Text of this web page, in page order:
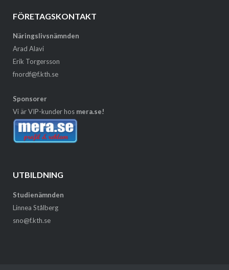
FÖRETAGSKONTAKT
Näringslivsnämnden
Arad Alavi
Erik Torgersson
fnordf@f.kth.se
Sponsorer
Vi är VIP-kunder hos mera.se!
UTBILDNING
Studienämnden
Linnea Stålberg
sno@f.kth.se